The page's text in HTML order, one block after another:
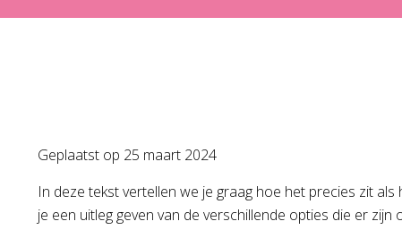
Geplaatst op 25 maart 2024
In deze tekst vertellen we je graag hoe het precies zit
je een uitleg geven van de verschillende opties die er